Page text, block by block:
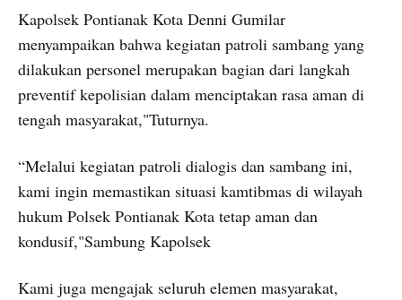
Kapolsek Pontianak Kota Denni Gumilar
menyampaikan bahwa kegiatan patroli sambang yang
dilakukan personel merupakan bagian dari langkah
preventif kepolisian dalam menciptakan rasa aman di
tengah masyarakat,"Tuturnya.
“Melalui kegiatan patroli dialogis dan sambang ini,
kami ingin memastikan situasi kamtibmas di wilayah
hukum Polsek Pontianak Kota tetap aman dan
kondusif,"Sambung Kapolsek
Kami juga mengajak seluruh elemen masyarakat,